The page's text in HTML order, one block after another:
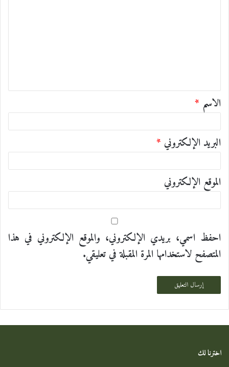
ق
*
الاسم *
البريد الإلكتروني *
الموقع الإلكتروني
احفظ اسمي، بريدي الإلكتروني، والموقع الإلكتروني في هذا
المتصفح لاستخدامها المرة المقبلة في تعليقي.
اخترنا لك